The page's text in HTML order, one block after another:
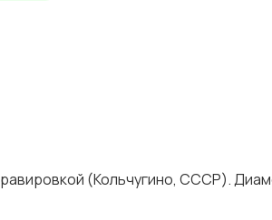
(Кольчугино, СССР).